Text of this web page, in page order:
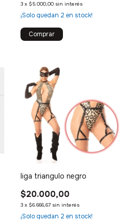
3 x $5.000,00 sin interés
¡Solo quedan 2 en stock!
liga triangulo negro
$20.000,00
3 x $6.666,67 sin interés
¡Solo quedan 2 en stock!